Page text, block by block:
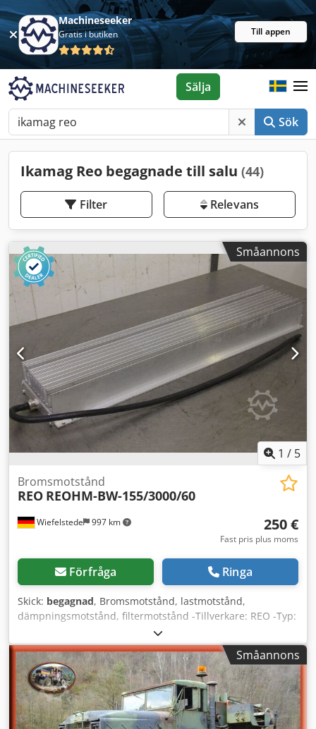
Machineseeker
Gratis i butiken Till appen
Sök
Sälja
Ikamag Reo begagnade till salu (44)
Filter Relevans
Småannons
1 / 5
Wiefelstede 997 km
Bromsmotstånd
REO REOHM-BW-155/3000/60
250 €
Fast pris plus moms
Förfråga Ringa
Skick: begagnad, Bromsmotstånd, lastmotstånd,
dämpningsmotstånd, filtermotstånd -Tillverkare: REO -Typ:
REOHM BW 155/3000/60 -Motståndsvärden: 0,8–600 Ohm -
Kontinuerlig effekt: 30 000 P -Antal: 1x motstånd tillgängligt
Dsdpfjghnb Tox Ab Dekr -Pris: per styck -Vikt: 10 kg/styck
Småannons